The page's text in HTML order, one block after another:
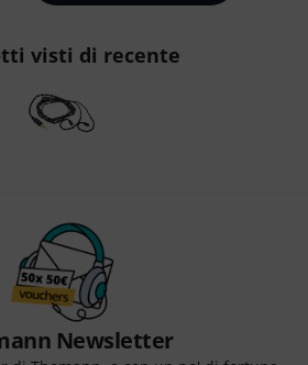
visti di recente
Newsletter